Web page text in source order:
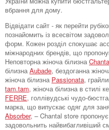
вбрання для дому.
Відвідати сайт - як перейти
познайомить із всесвітом
форм. Кожен розділ спокушає
міжнародних брендів, що
Неповторна жіноча білизна
білизна Aubade, бездоганна
жіноча білизна Passionata,
tam.tam, жіноча білизна в стилі
FERRE, голлівудські чудо-
марка, що випускає одяг для
Absorber, – Chantal store
задовольнить найвибагливіший